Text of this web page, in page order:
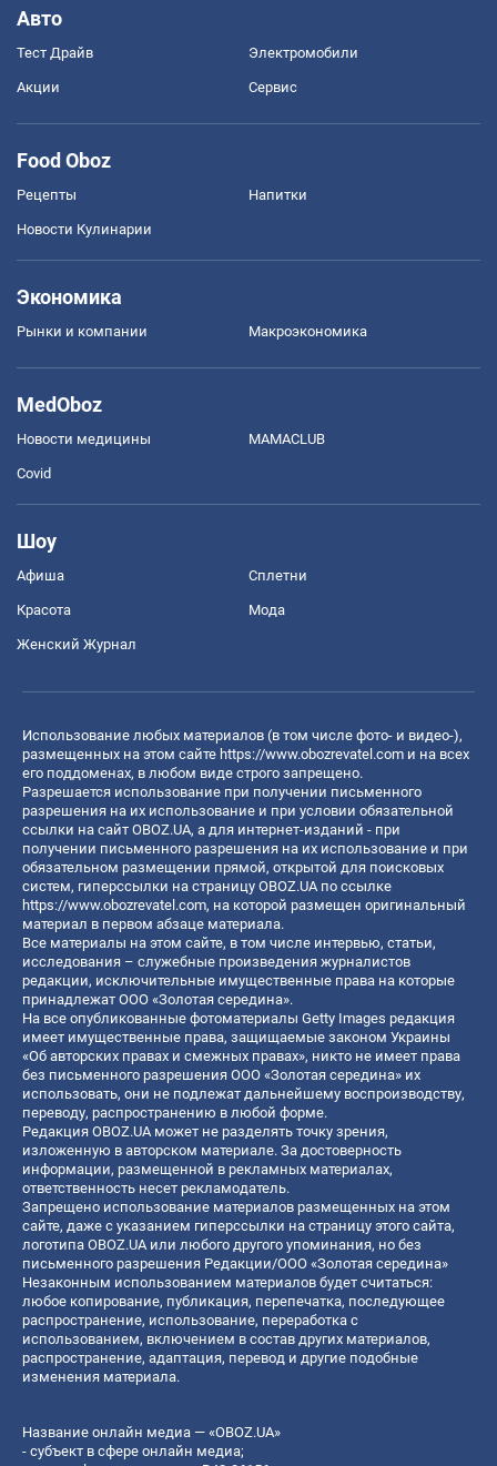
Авто
Тест Драйв Электромобили
Акции Сервис
Food Oboz
Рецепты Напитки
Новости Кулинарии
Экономика
Рынки и компании Mакроэкономика
MedOboz
Новости медицины MAMACLUB
Covid
Шоу
Афиша Сплетни
Красота Мода
Женский Журнал
Использование любых материалов (в том числе фото- и видео-),
размещенных на этом сайте https://www.obozrevatel.com и на всех
его поддоменах, в любом виде строго запрещено.
Разрешается использование при получении письменного
разрешения на их использование и при условии обязательной
ссылки на сайт OBOZ.UA, а для интернет-изданий - при
получении письменного разрешения на их использование и при
обязательном размещении прямой, открытой для поисковых
систем, гиперссылки на страницу OBOZ.UA по ссылке
https://www.obozrevatel.com, на которой размещен оригинальный
материал в первом абзаце материала.
Все материалы на этом сайте, в том числе интервью, статьи,
исследования – служебные произведения журналистов
редакции, исключительные имущественные права на которые
принадлежат ООО «Золотая середина».
На все опубликованные фотоматериалы Getty Images редакция
имеет имущественные права, защищаемые законом Украины
«Об авторских правах и смежных правах», никто не имеет права
без письменного разрешения ООО «Золотая середина» их
использовать, они не подлежат дальнейшему воспроизводству,
переводу, распространению в любой форме.
Редакция OBOZ.UA может не разделять точку зрения,
изложенную в авторском материале. За достоверность
информации, размещенной в рекламных материалах,
ответственность несет рекламодатель.
Запрещено использование материалов размещенных на этом
сайте, даже с указанием гиперссылки на страницу этого сайта,
логотипа OBOZ.UA или любого другого упоминания, но без
письменного разрешения Редакции/ООО «Золотая середина»
Незаконным использованием материалов будет считаться:
любое копирование, публикация, перепечатка, последующее
распространение, использование, переработка с
использованием, включением в состав других материалов,
распространение, адаптация, перевод и другие подобные
изменения материала.
Название онлайн медиа — «OBOZ.UA»
- субъект в сфере онлайн медиа;